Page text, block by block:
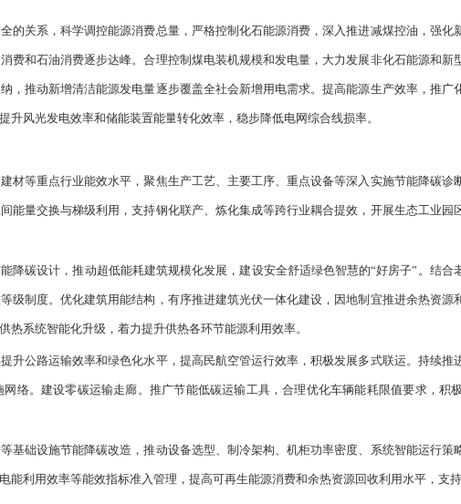
关系，科学调控能源消费总量，严格控制化石能源消费，深入推进减煤控油，强化
费和石油消费逐步达峰。合理控制煤电装机规模和发电量，大力发展非化石能源和新
，推动新增清洁能源发电量逐步覆盖全社会新增用电需求。提高能源生产效率，推
风光发电效率和储能装置能量转化效率，稳步降低电网综合线损率。
等重点行业能效水平，聚焦生产工艺、主要工序、重点设备等深入实施节能降碳诊
能量交换与梯级利用，支持钢化联产、炼化集成等跨行业耦合提效，开展生态工业
碳设计，推动超低能耗建筑规模化发展，建设安全舒适绿色智慧的“好房子”。结合
级制度。优化建筑用能结构，有序推进建筑光伏一体化建设，因地制宜推进余热资
系统智能化升级，着力提升供热各环节能源利用效率。
公路运输效率和绿色化水平，提高民航空管运行效率，积极发展多式联运。持续推
络。建设零碳运输走廊。推广节能低碳运输工具，合理优化车辆能耗限值要求，积
础设施节能降碳改造，推动设备选型、制冷架构、机柜功率密度、系统智能运行策
利用效率等能效指标准入管理，提高可再生能源消费和余热资源回收利用水平，支